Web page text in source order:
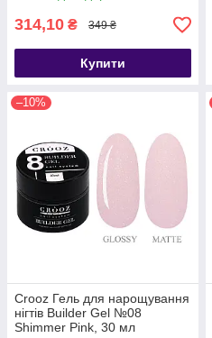
314,10 ₴ 349 ₴
Купити
–10%
Crooz Гель для нарощування
нігтів Builder Gel №08
Shimmer Pink, 30 мл